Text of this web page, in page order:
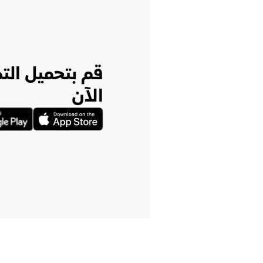
قم بتحميل
الآن